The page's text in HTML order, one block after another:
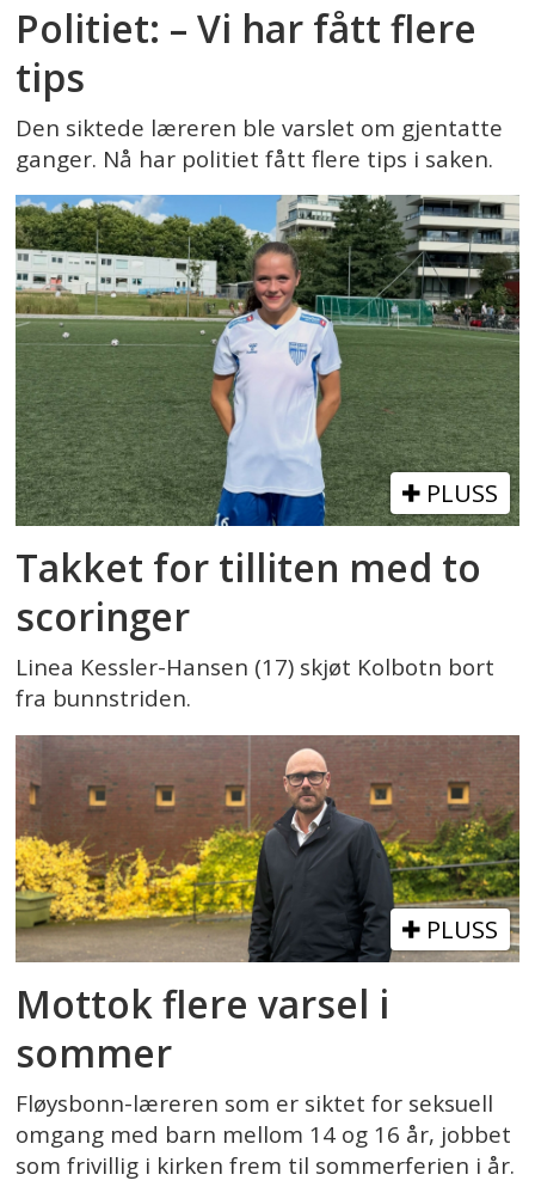
Politiet: – Vi har fått flere
tips
Den siktede læreren ble varslet om gjentatte
ganger. Nå har politiet fått flere tips i saken.
PLUSS
Takket for tilliten med to
scoringer
Linea Kessler-Hansen (17) skjøt Kolbotn bort
fra bunnstriden.
PLUSS
Mottok flere varsel i
sommer
Fløysbonn-læreren som er siktet for seksuell
omgang med barn mellom 14 og 16 år, jobbet
som frivillig i kirken frem til sommerferien i år.